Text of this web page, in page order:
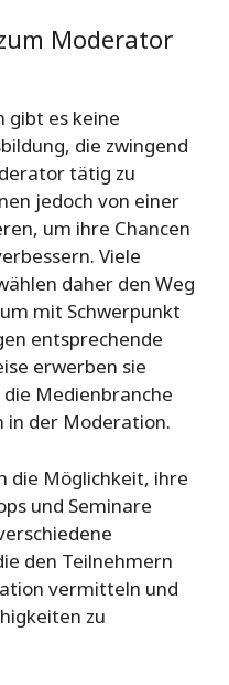
Moderator
gibt es keine
die zwingend
tätig zu
jedoch von einer
um ihre Chancen
Viele
daher den Weg
mit Schwerpunkt
entsprechende
erwerben sie
Medienbranche
in der Moderation.
die Möglichkeit, ihre
und Seminare
den Teilnehmern
vermitteln und
zu